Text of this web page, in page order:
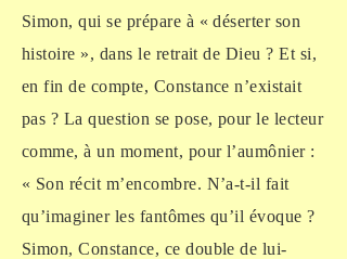
Simon, qui se prépare à « déserter son
histoire », dans le retrait de Dieu ? Et si,
en fin de compte, Constance n’existait
pas ? La question se pose, pour le lecteur
comme, à un moment, pour l’aumônier :
« Son récit m’encombre. N’a-t-il fait
qu’imaginer les fantômes qu’il évoque ?
Simon, Constance, ce double de lui-